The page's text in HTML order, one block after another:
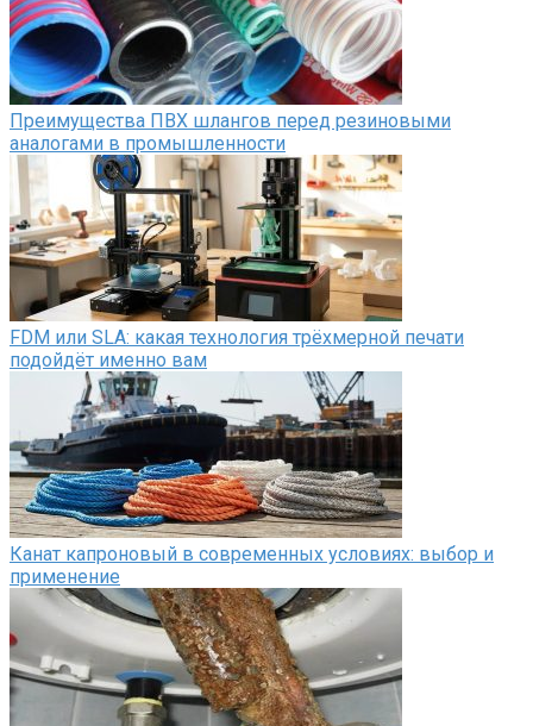
Преимущества ПВХ шлангов перед резиновыми
аналогами в промышленности
FDM или SLA: какая технология трёхмерной печати
подойдёт именно вам
Канат капроновый в современных условиях: выбор и
применение